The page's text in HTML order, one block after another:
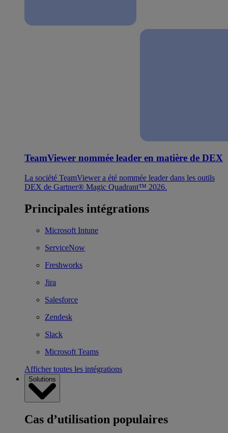
TeamViewer nommée leader en matière de DEX
La société TeamViewer a été nommée leader dans les outils
DEX de Gartner® Magic Quadrant™ 2026.
Principales intégrations
Microsoft Intune
ServiceNow
Freshworks
Jira
Salesforce
Zendesk
Slack
Microsoft Teams
Afficher toutes les intégrations
Solutions
Cas d’utilisation populaires